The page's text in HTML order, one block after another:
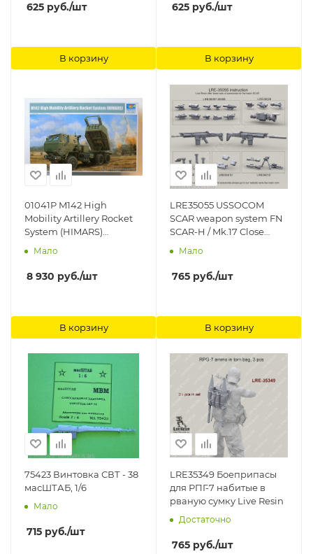
625 руб./шт
В корзину
625 руб./шт
В корзину
01041P M142 High
Mobility Artillery Rocket
System (HIMARS)
Trumpeter
Мало
8 930 руб./шт
В корзину
LRE35055 USSOCOM
SCAR weapon system FN
SCAR-H / Mk.17 Close
Quarter Combat(CQC)
Combat(CQC) with
suppressor military SCAR-
Мало
765 руб./шт
В корзину
75423 Винтовка СВТ - 38
масШТАБ, 1/6
Мало
715 руб./шт
LRE35349 Боеприпасы
для РПГ-7 набитые в
рваную сумку Live Resin
Достаточно
765 руб./шт